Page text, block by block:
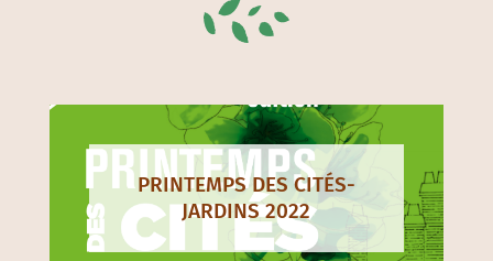
PRINTEMPS DES CITÉS-
JARDINS 2022